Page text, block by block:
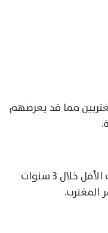
مما قد يعرضهم
– تشترط المبادرة استصلاح 60% على الأقل خلال 3 سنوات
المغترب.